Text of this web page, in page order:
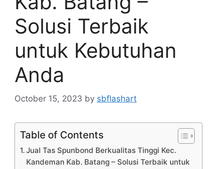
Solusi Terbaik
untuk Kebutuhan
Anda
October 15, 2023 by sbflashart
Table of Contents
Jual Tas Spunbond Berkualitas Tinggi Kec.
Kandeman Kab. Batang – Solusi Terbaik untuk